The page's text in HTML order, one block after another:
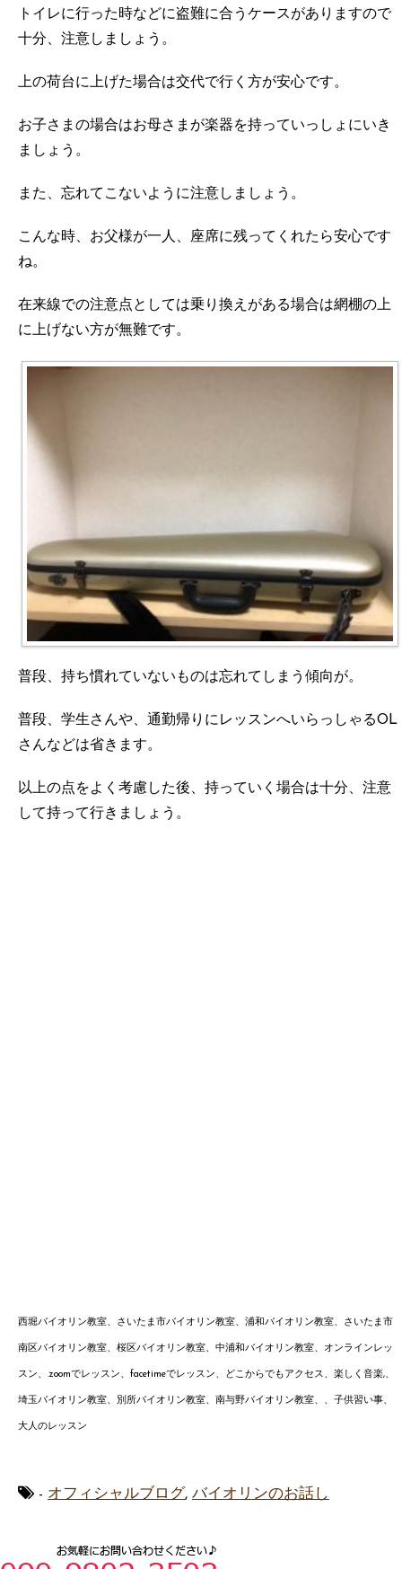
トイレに行った時などに盗難に合うケースがありますので
十分、注意しましょう。
上の荷台に上げた場合は交代で行く方が安心です。
お子さまの場合はお母さまが楽器を持っていっしょにいき
ましょう。
また、忘れてこないように注意しましょう。
こんな時、お父様が一人、座席に残ってくれたら安心です
ね。
在来線での注意点としては乗り換えがある場合は網棚の上
に上げない方が無難です。
普段、持ち慣れていないものは忘れてしまう傾向が。
普段、学生さんや、通勤帰りにレッスンへいらっしゃるOL
さんなどは省きます。
以上の点をよく考慮した後、持っていく場合は十分、注意
して持って行きましょう。
西堀バイオリン教室、さいたま市バイオリン教室、浦和バイオリン教室、さいたま市
南区バイオリン教室、桜区バイオリン教室、中浦和バイオリン教室、オンラインレッ
スン、.zoomでレッスン、facetimeでレッスン、どこからでもアクセス、楽しく音楽,、
埼玉バイオリン教室、別所バイオリン教室、南与野バイオ リン教室、、子供習い事、
大人のレッスン
- オフィシャルブログ, バイオリンのお話し